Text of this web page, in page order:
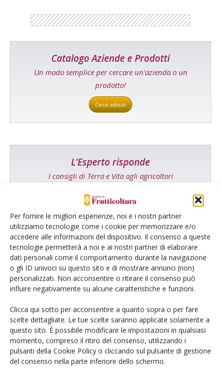
Per fornire le migliori esperienze, noi e i nostri partner
utilizziamo tecnologie come i cookie per memorizzare e/o
accedere alle informazioni del dispositivo. Il consenso a queste
tecnologie permetterà a noi e ai nostri partner di elaborare
dati personali come il comportamento durante la navigazione
o gli ID univoci su questo sito e di mostrare annunci (non)
personalizzati. Non acconsentire o ritirare il consenso può
influire negativamente su alcune caratteristiche e funzioni.
Clicca qui sotto per acconsentire a quanto sopra o per fare
scelte dettagliate. Le tue scelte saranno applicate solamente a
questo sito. È possibile modificare le impostazioni in qualsiasi
momento, compreso il ritiro del consenso, utilizzando i
pulsanti della Cookie Policy o cliccando sul pulsante di gestione
del consenso nella parte inferiore dello schermo.
Catalogo Aziende e Prodotti
Un modo semplice per cercare un'azienda o un
prodotto!
Cerca adesso
L'Esperto risponde
I consigli di Terra e Vita agli agricoltori
Cerca adesso
Rimani aggiornato sul mondo
dell’agricoltura